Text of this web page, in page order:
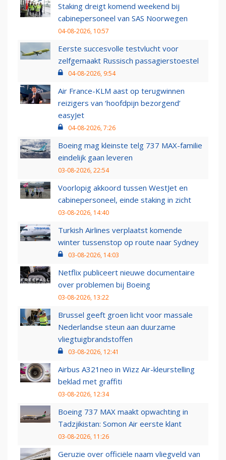
Staking dreigt komend weekend bij
cabinepersoneel van SAS Noorwegen
04-08-2026, 10:57
Eerste succesvolle testvlucht voor
zelfgemaakt Russisch passagierstoestel
04-08-2026, 9:54
Air France-KLM aast op terugwinnen
reizigers van ‘hoofdpijn bezorgend’
easyJet
04-08-2026, 7:26
Boeing mag kleinste telg 737 MAX-familie
eindelijk gaan leveren
03-08-2026, 22:54
Voorlopig akkoord tussen WestJet en
cabinepersoneel, einde staking in zicht
03-08-2026, 14:40
Turkish Airlines verplaatst komende
winter tussenstop op route naar Sydney
03-08-2026, 14:03
Netflix publiceert nieuwe documentaire
over problemen bij Boeing
03-08-2026, 13:22
Brussel geeft groen licht voor massale
Nederlandse steun aan duurzame
vliegtuigbrandstoffen
03-08-2026, 12:41
Airbus A321neo in Wizz Air-kleurstelling
beklad met graffiti
03-08-2026, 12:34
Boeing 737 MAX maakt opwachting in
Tadzjikistan: Somon Air eerste klant
03-08-2026, 11:26
Geruzie over officiële naam vliegveld van